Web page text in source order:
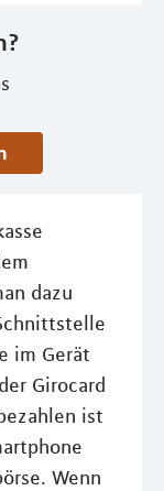
dazu
im Gerät
Girocard
ist
Wenn